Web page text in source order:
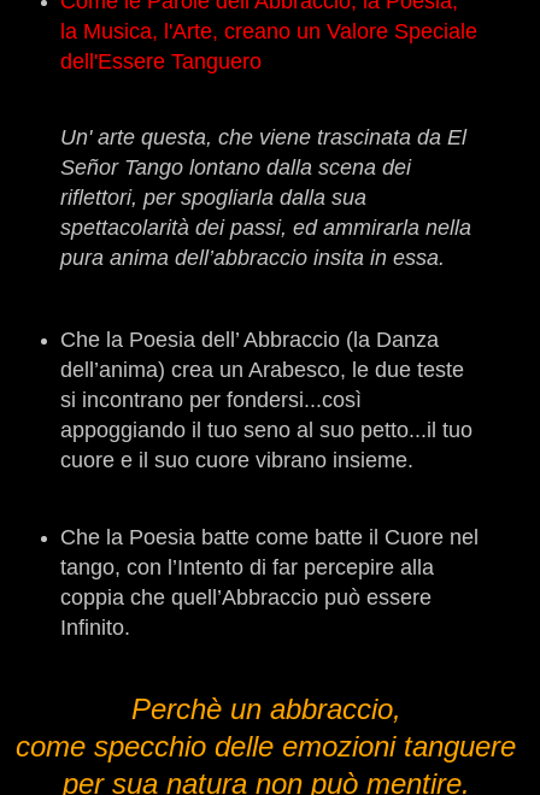
la Musica, l'Arte, creano un Valore Speciale
dell'Essere Tanguero
Un' arte questa, che viene trascinata da El
Señor Tango lontano dalla scena dei
riflettori, per spogliarla dalla sua
spettacolarità dei passi, ed ammirarla nella
pura anima dell’abbraccio insita in essa.
Che la Poesia dell’ Abbraccio (la Danza
dell’anima) crea un Arabesco, le due teste
si incontrano per fondersi...così
appoggiando il tuo seno al suo petto...il tuo
cuore e il suo cuore vibrano insieme.
Che la Poesia batte come batte il Cuore nel
tango, con l’Intento di far percepire alla
coppia che quell’Abbraccio può essere
Infinito.
Perchè un abbraccio,
come specchio delle emozioni tanguere
per sua natura non può mentire.